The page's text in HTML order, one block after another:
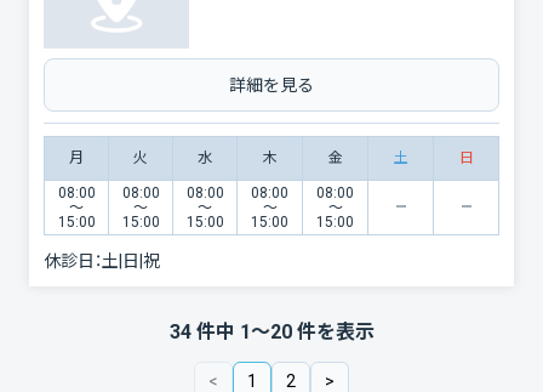
詳細を見る
月 火 水 木 金 土 日
08:00
〜
15:00
08:00
〜
15:00
08:00
〜
15:00
08:00
〜
15:00
08:00
〜
15:00
休診日：土|日|祝
34件中 1〜20件を表示
< 1 2 >